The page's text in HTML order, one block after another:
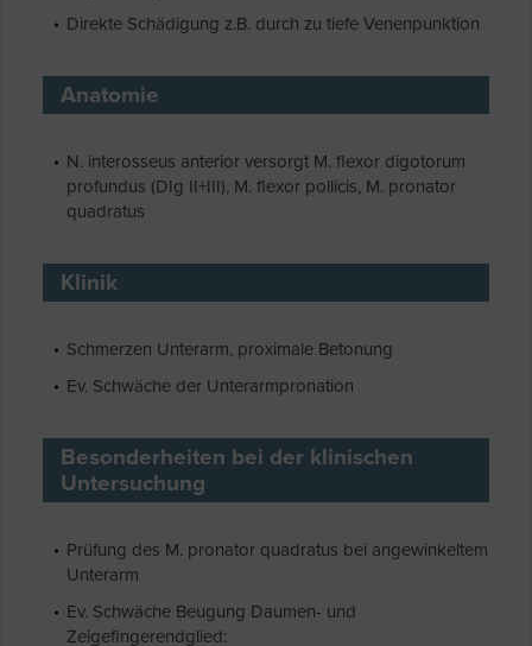
Direkte Schädigung z.B. durch zu tiefe Venenpunktion
Anatomie
N. interosseus anterior versorgt M. flexor digotorum
profundus (DIg II+III), M. flexor pollicis, M. pronator
quadratus
Klinik
Schmerzen Unterarm, proximale Betonung
Ev. Schwäche der Unterarmpronation
Besonderheiten bei der klinischen
Untersuchung
Prüfung des M. pronator quadratus bei angewinkeltem
Unterarm
Ev. Schwäche Beugung Daumen- und
Zeigefingerendglied: